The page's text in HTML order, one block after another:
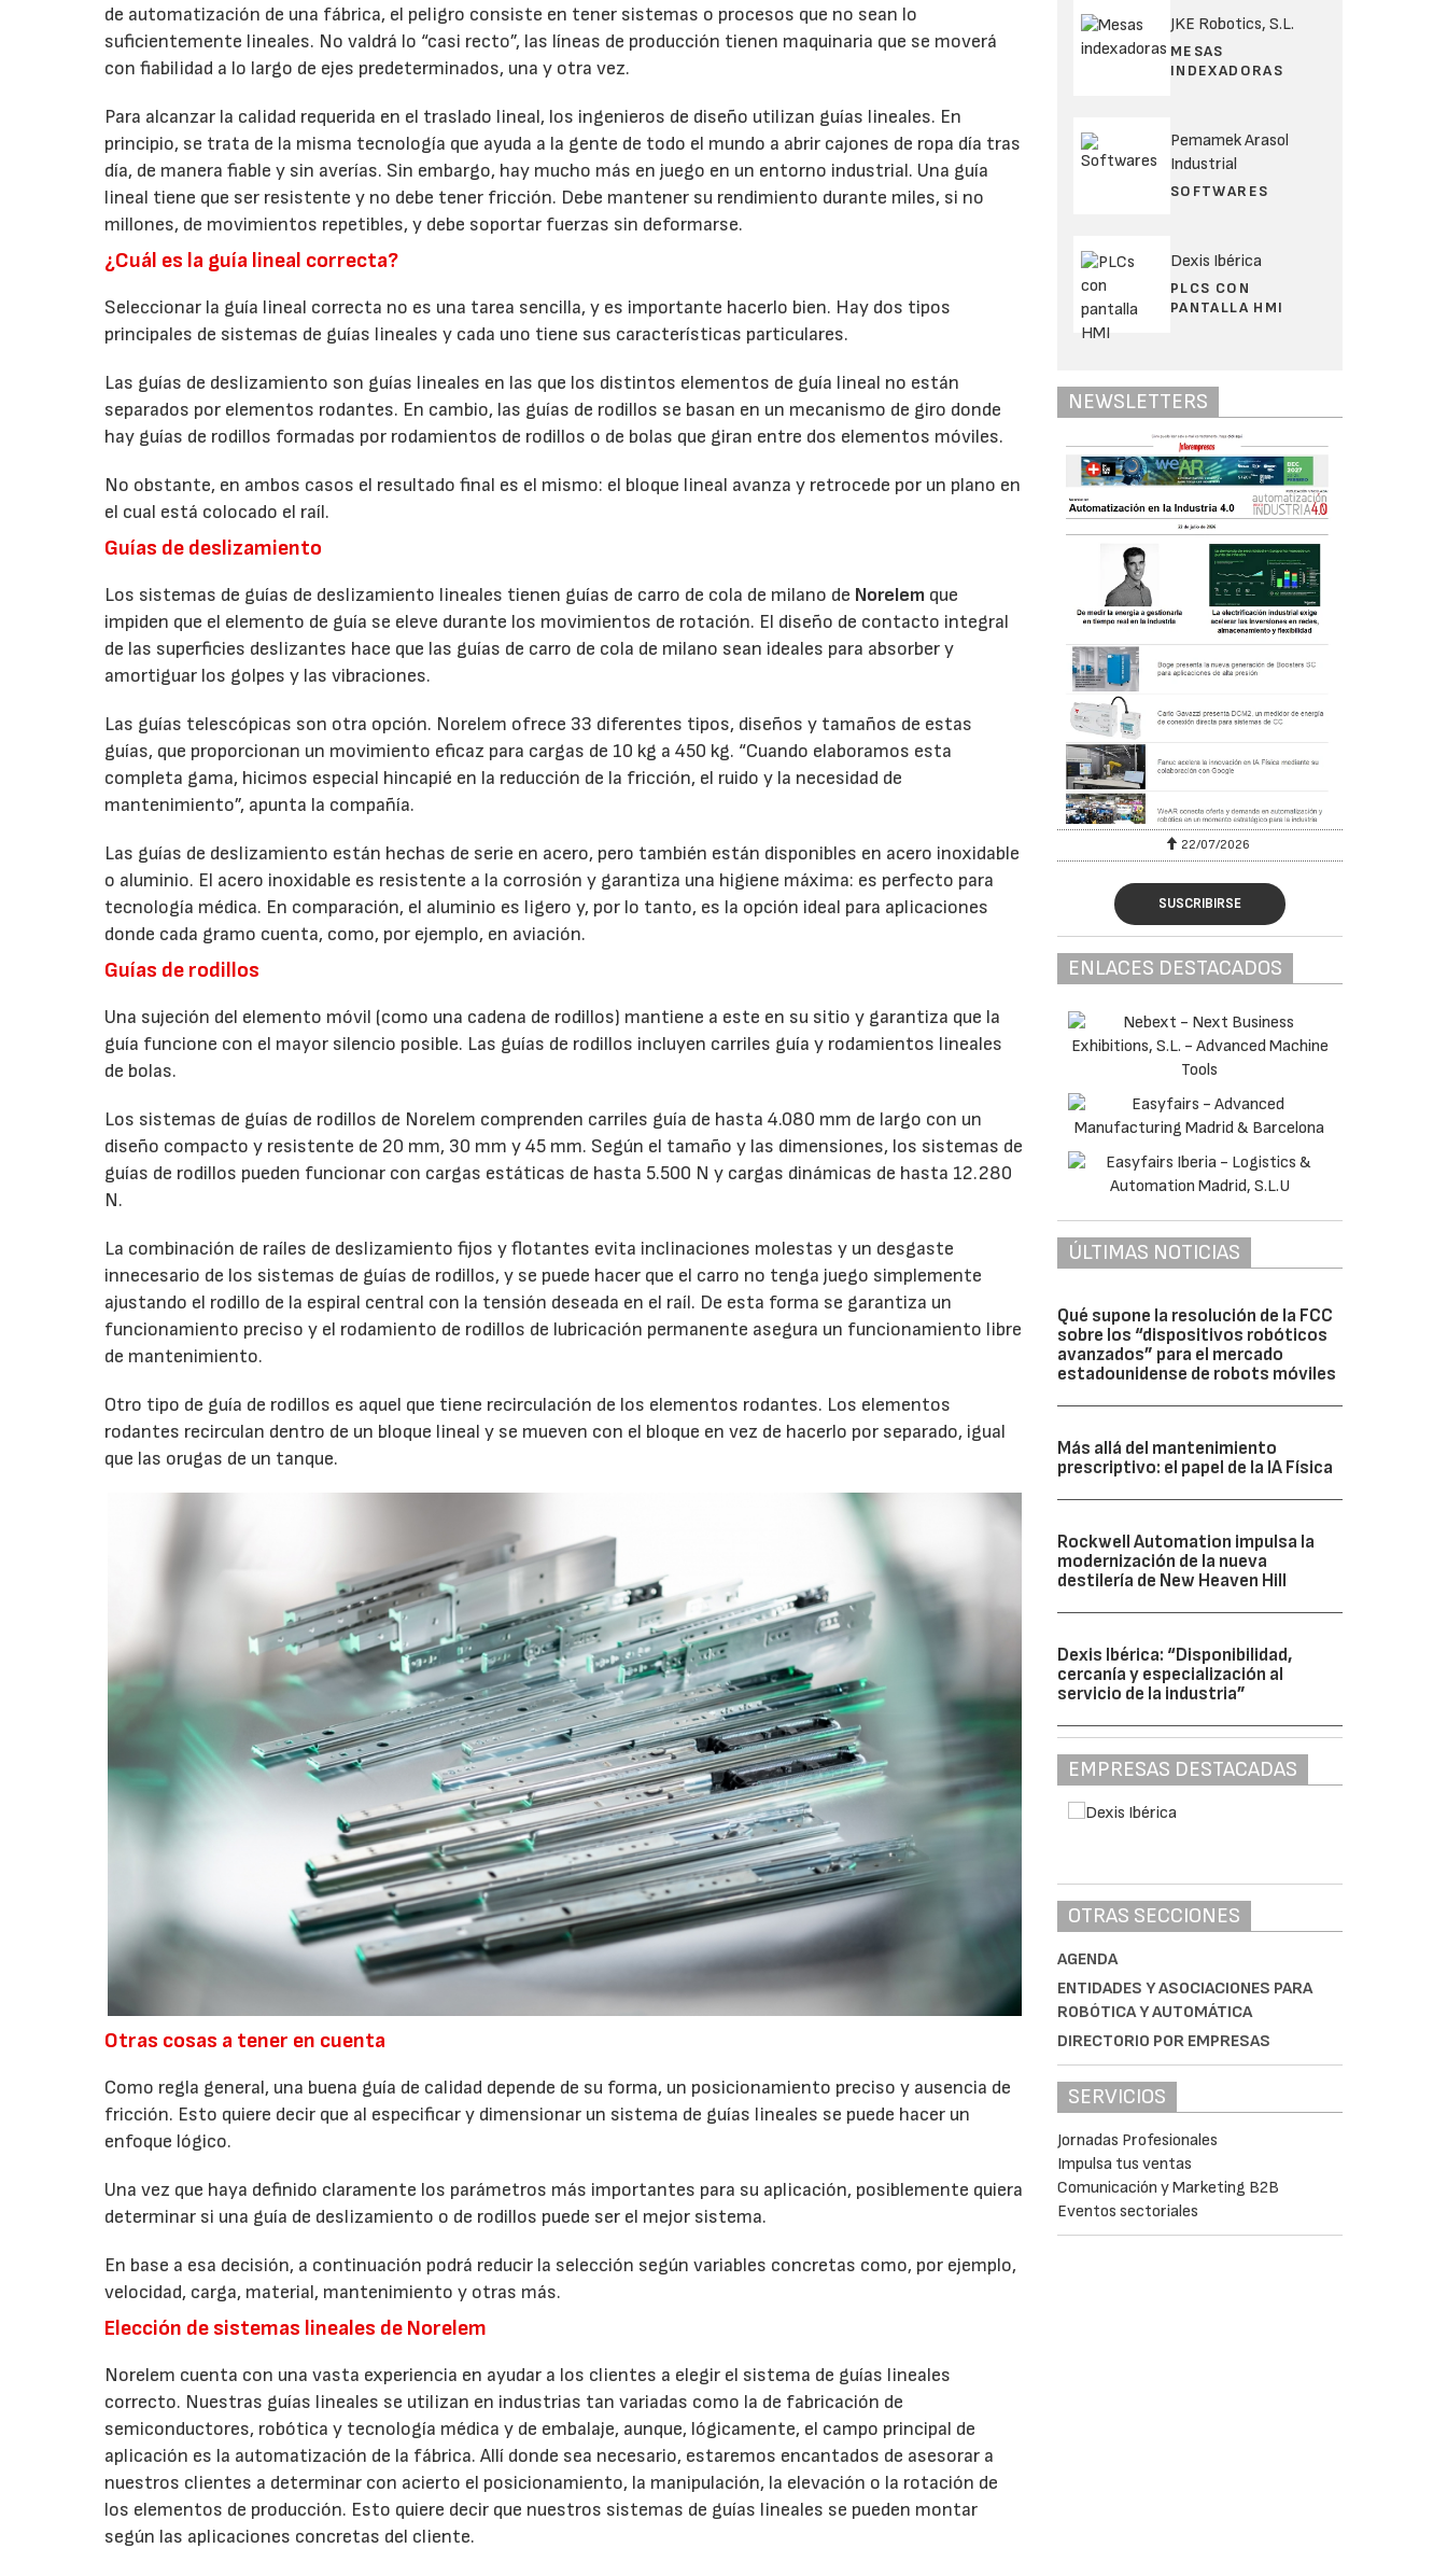
de automatización de una fábrica, el peligro consiste en tener sistemas o procesos que no sean lo
suficientemente lineales. No valdrá lo “casi recto”, las líneas de producción tienen maquinaria que se moverá
con fiabilidad a lo largo de ejes predeterminados, una y otra vez.
Para alcanzar la calidad requerida en el traslado lineal, los ingenieros de diseño utilizan guías lineales. En
principio, se trata de la misma tecnología que ayuda a la gente de todo el mundo a abrir cajones de ropa día tras
día, de manera fiable y sin averías. Sin embargo, hay mucho más en juego en un entorno industrial. Una guía
lineal tiene que ser resistente y no debe tener fricción. Debe mantener su rendimiento durante miles, si no
millones, de movimientos repetibles, y debe soportar fuerzas sin deformarse.
¿Cuál es la guía lineal correcta?
Seleccionar la guía lineal correcta no es una tarea sencilla, y es importante hacerlo bien. Hay dos tipos
principales de sistemas de guías lineales y cada uno tiene sus características particulares.
Las guías de deslizamiento son guías lineales en las que los distintos elementos de guía lineal no están
separados por elementos rodantes. En cambio, las guías de rodillos se basan en un mecanismo de giro donde
hay guías de rodillos formadas por rodamientos de rodillos o de bolas que giran entre dos elementos móviles.
No obstante, en ambos casos el resultado final es el mismo: el bloque lineal avanza y retrocede por un plano en
el cual está colocado el raíl.
Guías de deslizamiento
Los sistemas de guías de deslizamiento lineales tienen guías de carro de cola de milano de Norelem que
impiden que el elemento de guía se eleve durante los movimientos de rotación. El diseño de contacto integral
de las superficies deslizantes hace que las guías de carro de cola de milano sean ideales para absorber y
amortiguar los golpes y las vibraciones.
Las guías telescópicas son otra opción. Norelem ofrece 33 diferentes tipos, diseños y tamaños de estas
guías, que proporcionan un movimiento eficaz para cargas de 10 kg a 450 kg. “Cuando elaboramos esta
completa gama, hicimos especial hincapié en la reducción de la fricción, el ruido y la necesidad de
mantenimiento”, apunta la compañía.
Las guías de deslizamiento están hechas de serie en acero, pero también están disponibles en acero inoxidable
o aluminio. El acero inoxidable es resistente a la corrosión y garantiza una higiene máxima: es perfecto para
tecnología médica. En comparación, el aluminio es ligero y, por lo tanto, es la opción ideal para aplicaciones
donde cada gramo cuenta, como, por ejemplo, en aviación.
Guías de rodillos
Una sujeción del elemento móvil (como una cadena de rodillos) mantiene a este en su sitio y garantiza que la
guía funcione con el mayor silencio posible. Las guías de rodillos incluyen carriles guía y rodamientos lineales
de bolas.
Los sistemas de guías de rodillos de Norelem comprenden carriles guía de hasta 4.080 mm de largo con un
diseño compacto y resistente de 20 mm, 30 mm y 45 mm. Según el tamaño y las dimensiones, los sistemas de
guías de rodillos pueden funcionar con cargas estáticas de hasta 5.500 N y cargas dinámicas de hasta 12.280
N.
La combinación de raíles de deslizamiento fijos y flotantes evita inclinaciones molestas y un desgaste
innecesario de los sistemas de guías de rodillos, y se puede hacer que el carro no tenga juego simplemente
ajustando el rodillo de la espiral central con la tensión deseada en el raíl. De esta forma se garantiza un
funcionamiento preciso y el rodamiento de rodillos de lubricación permanente asegura un funcionamiento libre
de mantenimiento.
Otro tipo de guía de rodillos es aquel que tiene recirculación de los elementos rodantes. Los elementos
rodantes recirculan dentro de un bloque lineal y se mueven con el bloque en vez de hacerlo por separado, igual
que las orugas de un tanque.
Otras cosas a tener en cuenta
Como regla general, una buena guía de calidad depende de su forma, un posicionamiento preciso y ausencia de
fricción. Esto quiere decir que al especificar y dimensionar un sistema de guías lineales se puede hacer un
enfoque lógico.
Una vez que haya definido claramente los parámetros más importantes para su aplicación, posiblemente quiera
determinar si una guía de deslizamiento o de rodillos puede ser el mejor sistema.
En base a esa decisión, a continuación podrá reducir la selección según variables concretas como, por ejemplo,
velocidad, carga, material, mantenimiento y otras más.
Elección de sistemas lineales de Norelem
Norelem cuenta con una vasta experiencia en ayudar a los clientes a elegir el sistema de guías lineales
correcto. Nuestras guías lineales se utilizan en industrias tan variadas como la de fabricación de
semiconductores, robótica y tecnología médica y de embalaje, aunque, lógicamente, el campo principal de
aplicación es la automatización de la fábrica. Allí donde sea necesario, estaremos encantados de asesorar a
nuestros clientes a determinar con acierto el posicionamiento, la manipulación, la elevación o la rotación de
los elementos de producción. Esto quiere decir que nuestros sistemas de guías lineales se pueden montar
según las aplicaciones concretas del cliente.
JKE Robotics, S.L.
MESAS
INDEXADORAS
Pemamek Arasol
Industrial
SOFTWARES
Dexis Ibérica
PLCS CON
PANTALLA HMI
NEWSLETTERS
22/07/2026 29/07/2026 22/07/2026
SUSCRIBIRSE
ENLACES DESTACADOS
ÚLTIMAS NOTICIAS
Qué supone la resolución de la FCC
sobre los “dispositivos robóticos
avanzados” para el mercado
estadounidense de robots móviles
Más allá del mantenimiento
prescriptivo: el papel de la IA Física
Rockwell Automation impulsa la
modernización de la nueva
destilería de New Heaven Hill
Dexis Ibérica: “Disponibilidad,
cercanía y especialización al
servicio de la industria”
EMPRESAS DESTACADAS
OTRAS SECCIONES
AGENDA
ENTIDADES Y ASOCIACIONES PARA
ROBÓTICA Y AUTOMÁTICA
DIRECTORIO POR EMPRESAS
SERVICIOS
Jornadas Profesionales
Impulsa tus ventas
Comunicación y Marketing B2B
Eventos sectoriales